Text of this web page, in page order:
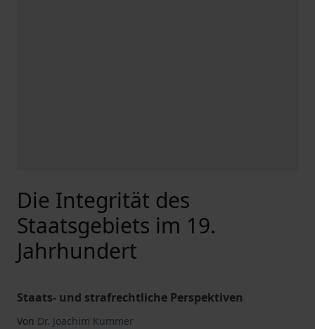
Die Integrität des
Staatsgebiets im 19.
Jahrhundert
Staats- und strafrechtliche Perspektiven
Von Dr. Joachim Kummer